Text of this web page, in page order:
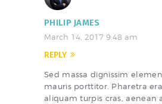
PHILIP JAMES
March 14, 2017 9:48 am
REPLY
Sed massa dignissim
mauris porttitor. Pharetra
aliquam turpis cras, aenean